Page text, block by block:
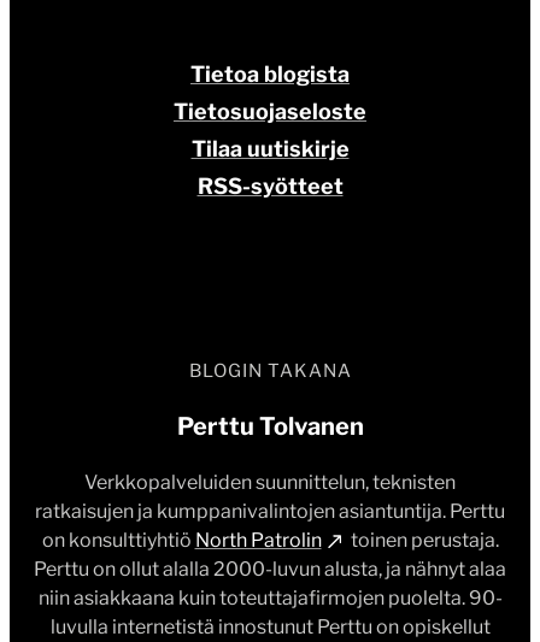
BLOGIN TAKANA
Perttu Tolvanen
Verkkopalveluiden suunnittelun, teknisten
ratkaisujen ja kumppanivalintojen asiantuntija. Perttu
on konsulttiyhtiö North Patrolin
toinen perustaja.
Perttu on ollut alalla 2000-luvun alusta, ja nähnyt alaa
niin asiakkaana kuin toteuttajafirmojen puolelta. 90-
luvulla internetistä innostunut Perttu on opiskellut
Tietoa blogista
Tietosuojaseloste
Tilaa uutiskirje
RSS-syötteet